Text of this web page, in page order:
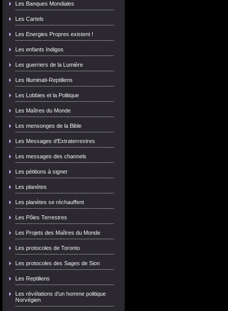
Les Banques Mondiales
Les Cartels
Les Energies Propres existent !
Les enfants Indigos
Les guerriers de la Lumière
Les Illuminati-Reptiliens
Les Lobbies et la Politique
Les Maîtres du Monde
Les mensonges de la Bible
Les Messages d'Extraterrestres
Les messages des channels
Les pétitions à signer
Les planètes
Les planètes se réchauffent
Les Pôles Terrestres
Les Projets des Maîtres du Monde
Les protocoles de Toronto
Les protocoles des Sages de Sion
Les Reptiliens
Les révélations d'un homme politique
Norvégien